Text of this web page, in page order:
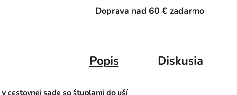
Doprava nad 60 € zadarmo
Popis Diskusia
v cestovnej sade so štupľami do uší